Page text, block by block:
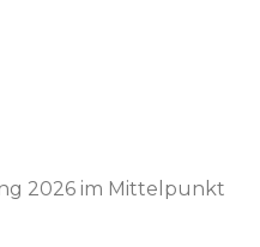
2026 im Mittelpunkt